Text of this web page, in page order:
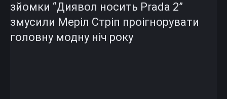
зйомки “Диявол носить Prada 2”
змусили Меріл Стріп проігнорувати
головну модну ніч року